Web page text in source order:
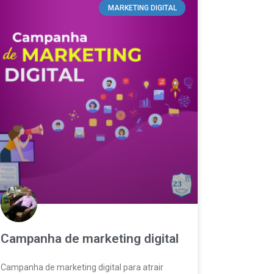
MARKETING DIGITAL
Campanha de marketing digital
Campanha de marketing digital para atrair